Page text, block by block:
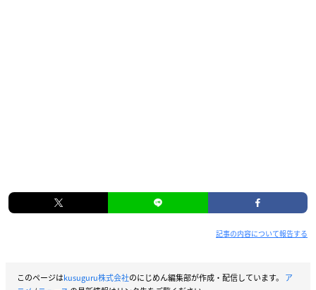
記事の内容について報告する
このページはkusuguru株式会社のにじめん編集部が作成・配信しています。 ア